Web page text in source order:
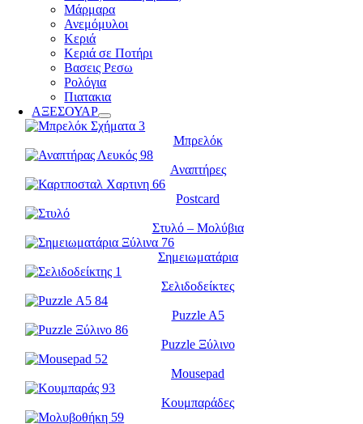
Μάρμαρα
Ανεμόμυλοι
Κεριά
Κεριά σε Ποτήρι
Βασεις Ρεσω
Ρολόγια
Πιατακια
ΑΞΕΣΟΥΑΡ
Μπρελόκ
Αναπτήρες
Postcard
Στυλό – Μολύβια
Σημειωματάρια
Σελιδοδείκτες
Puzzle A5
Puzzle Ξύλινο
Mousepad
Κουμπαράδες